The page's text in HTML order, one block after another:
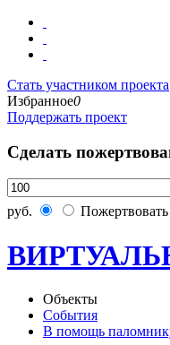
Стать участником проекта
Избранное0
Поддержать проект
Сделать
руб. Пожертвовать
Объекты
События
В помощь